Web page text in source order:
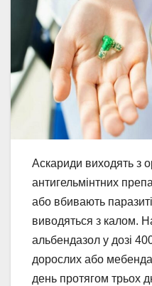
Аскариди виходять з
антигельмінтних
або вбивають
виводяться з калом.
альбендазол у дозі
дорослих або
день протягом трьох